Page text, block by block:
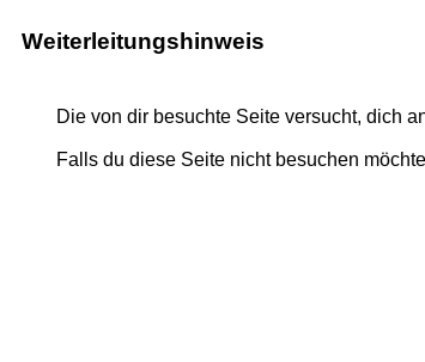
Weiterleitungshinweis
Die von dir besuchte Seite versucht, dich
Falls du diese Seite nicht besuchen